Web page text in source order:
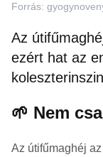
Forrás:
Az
ezért hat az
🌱 Nem
Az útifűmaghéj